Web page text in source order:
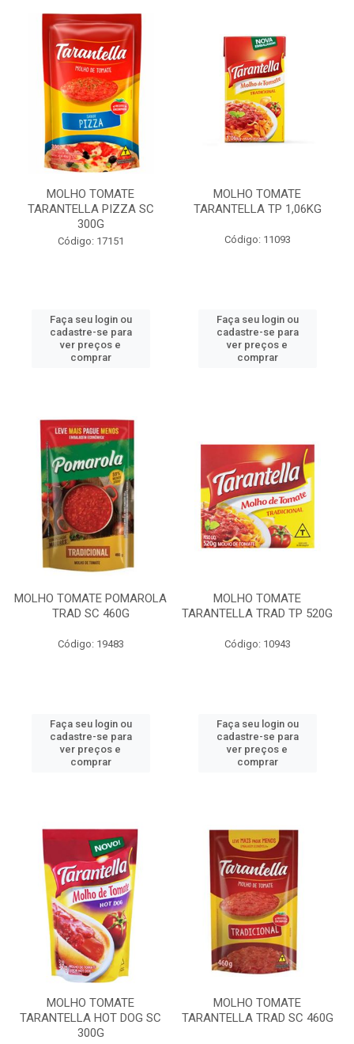
MOLHO TOMATE
TARANTELLA PIZZA SC
300G
Código: 17151
Faça seu login ou
cadastre-se para
ver preços e
comprar
MOLHO TOMATE
TARANTELLA TP 1,06KG
Código: 11093
Faça seu login ou
cadastre-se para
ver preços e
comprar
MOLHO TOMATE POMAROLA
TRAD SC 460G
Código: 19483
Faça seu login ou
cadastre-se para
ver preços e
comprar
MOLHO TOMATE
TARANTELLA TRAD TP 520G
Código: 10943
Faça seu login ou
cadastre-se para
ver preços e
comprar
MOLHO TOMATE
TARANTELLA HOT DOG SC
300G
MOLHO TOMATE
TARANTELLA TRAD SC 460G